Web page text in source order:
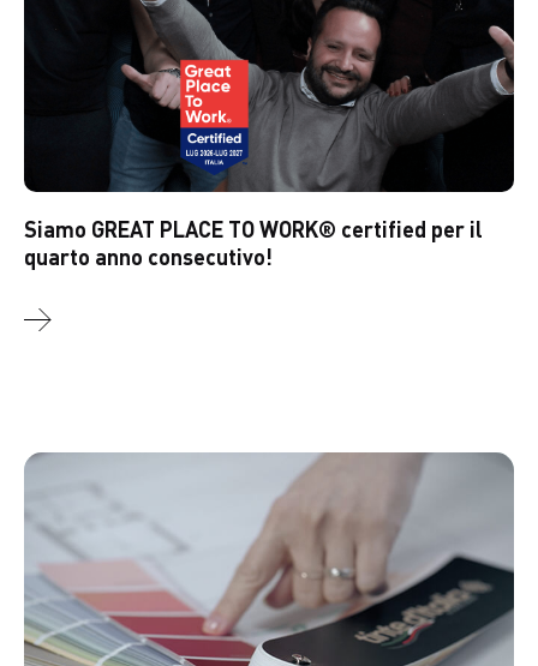
Siamo GREAT PLACE TO WORK® certified per il
quarto anno consecutivo!